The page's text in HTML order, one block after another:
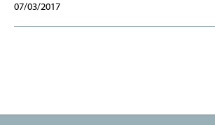
07/03/2017